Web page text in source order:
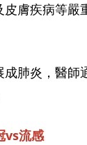
膚疾病等嚴
肺炎，醫
vs流感